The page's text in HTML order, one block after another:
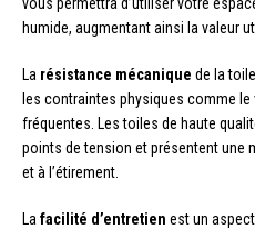
humide, augmentant ainsi la valeur
La résistance mécanique de la
les contraintes physiques comme
fréquentes. Les toiles de haute
points de tension et présentent une
et à l’étirement.
La facilité d’entretien est un